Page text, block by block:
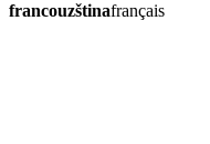
francouzštinafrançais